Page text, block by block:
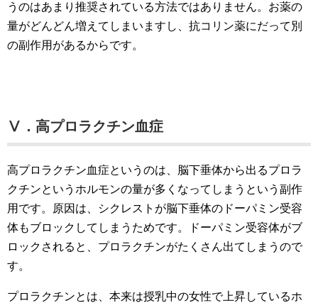
うのはあまり推奨されている方法ではありません。お薬の
量がどんどん増えてしまいますし、抗コリン薬にだって別
の副作用があるからです。
Ⅴ．高プロラクチン血症
高プロラクチン血症というのは、脳下垂体から出るプロラ
クチンというホルモンの量が多くなってしまうという副作
用です。原因は、シクレストが脳下垂体のドーパミン受容
体もブロックしてしまうためです。ドーパミン受容体がブ
ロックされると、プロラクチンがたくさん出てしまうので
す。
プロラクチンとは、本来は授乳中の女性で上昇しているホ